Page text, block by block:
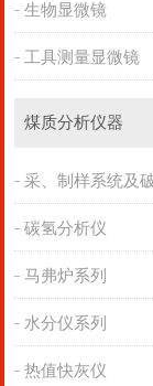
生物显微镜
工具测量显微镜
煤质分析仪器
采、制样系统及
碳氢分析仪
马弗炉系列
水分仪系列
热值快灰仪